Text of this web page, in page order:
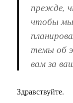
прежде,
чтобы мы
темы об
вам за
Здравствуйте.